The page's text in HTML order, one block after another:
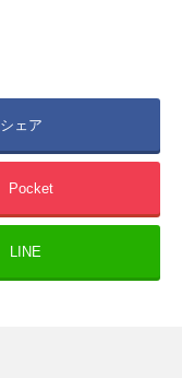
シェア
Pocket
LINE